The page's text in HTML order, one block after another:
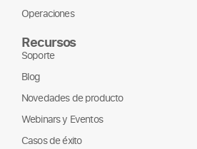
Operaciones
Recursos
Soporte
Blog
Novedades de producto
Webinars y Eventos
Casos de éxito